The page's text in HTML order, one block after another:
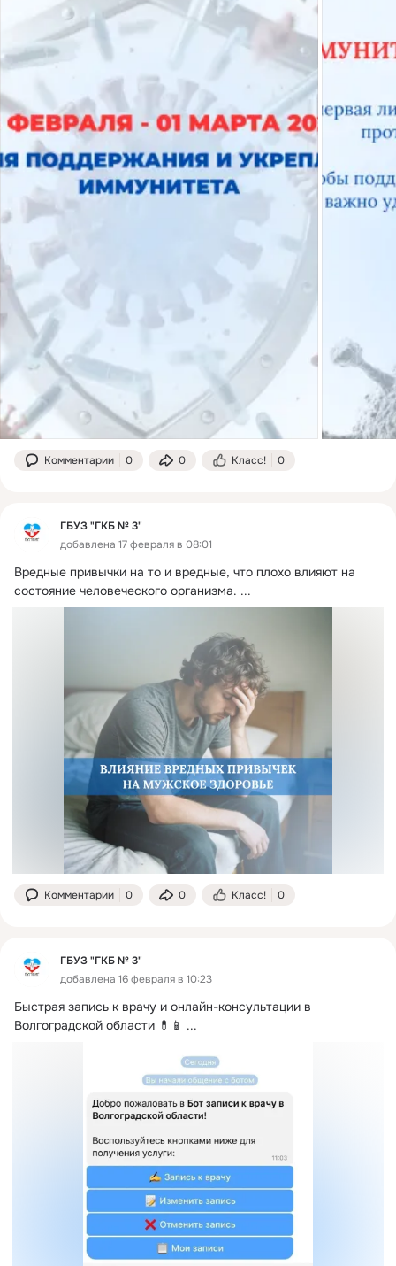
Комментарии 0 0 Класс! 0
ГБУЗ "ГКБ № 3"
добавлена 17 февраля в 08:01
Вредные привычки на то и вредные, что плохо влияют на
состояние человеческого организма. ...
Комментарии 0 0 Класс! 0
ГБУЗ "ГКБ № 3"
добавлена 16 февраля в 10:23
Быстрая запись к врачу и онлайн-консультации в
Волгоградской области 💊📱 ...